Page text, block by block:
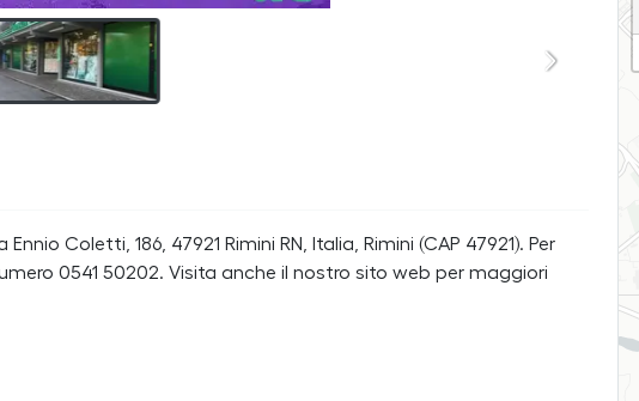
Coletti, 186, 47921 Rimini RN, Italia, Rimini (CAP 47921). Per
0541 50202. Visita anche il nostro sito web per maggiori